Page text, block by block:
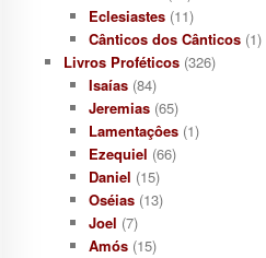
Eclesiastes(11)
Cânticos dos Cânticos(1)
Livros Proféticos (326)
Isaías(84)
Jeremias(65)
Lamentaçôes(1)
Ezequiel (66)
Daniel (15)
Oséias(13)
Joel (7)
Amós(15)